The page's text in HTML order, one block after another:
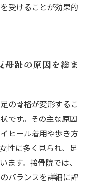
受けることが効果的
趾の原因を総ま
の骨格が変形するこ
です。その主な原因
ヒール着用や歩き方
性に多く見られ、足
ます。接骨院では、
バランスを詳細に評